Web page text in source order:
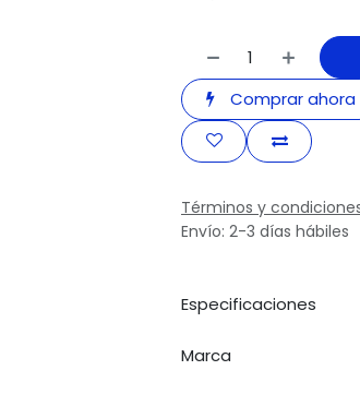
Comprar ahora
Términos y
Envío: 2-3 días hábiles
Especificaciones
Marca